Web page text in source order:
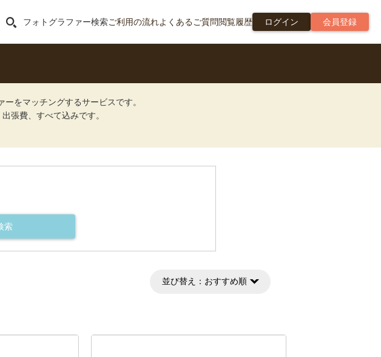
フォトグラファー検索ご利用の流れよくあるご質問閲覧履歴 ログイン 会員登録
をマッチングするサービスです。
張費、すべて込みです。
索
並び替え： おすすめ順